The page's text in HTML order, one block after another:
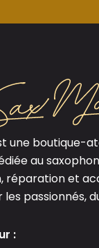
une boutique-
au
réparation et
passionnés,
: